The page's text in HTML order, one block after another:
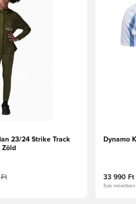
23/24 Strike Track
Dynamo
33 990 Ft
Sok